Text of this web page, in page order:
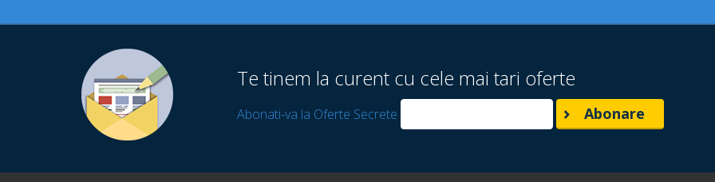
Te tinem la curent cu cele mai tari oferte
Abonati-va la Oferte Secrete